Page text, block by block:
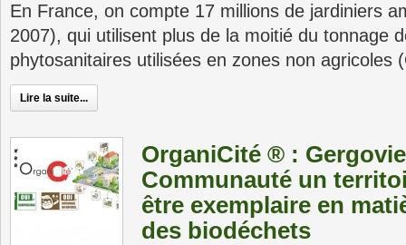
En France, on compte 17 millions de jardiniers
2007), qui utilisent plus de la moitié du tonnage
phytosanitaires utilisées en zones non
Lire la suite...
OrganiCité ® :
Communauté un
être exemplaire en
des biodéchets